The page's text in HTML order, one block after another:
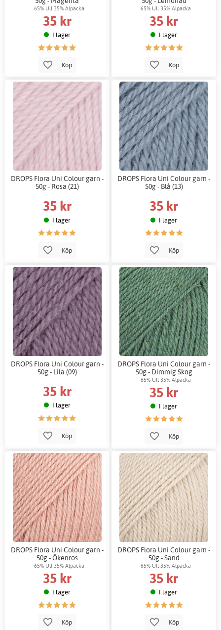
65% Ull 35% Alpacka
35 kr
I lager
Köp
65% Ull 35% Alpacka
35 kr
I lager
Köp
DROPS Flora Uni Colour garn -
50g - Rosa (21)
35 kr
I lager
Köp
DROPS Flora Uni Colour garn -
50g - Blå (13)
35 kr
I lager
Köp
DROPS Flora Uni Colour garn -
50g - Lila (09)
35 kr
I lager
Köp
DROPS Flora Uni Colour garn -
50g - Dimmig Skog
65% Ull 35% Alpacka
35 kr
I lager
Köp
DROPS Flora Uni Colour garn -
50g - Ökenros
65% Ull 35% Alpacka
35 kr
I lager
Köp
DROPS Flora Uni Colour garn -
50g - Sand
65% Ull 35% Alpacka
35 kr
I lager
Köp